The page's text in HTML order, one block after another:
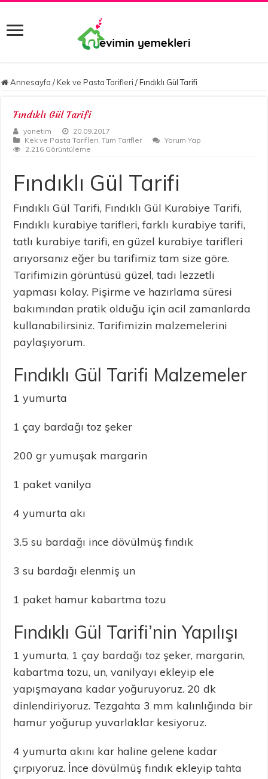
Annesayfa / Kek ve Pasta Tarifleri / Fındıklı Gül Tarifi
Fındıklı Gül Tarifi
yonetim
20.09.2017
Kek ve Pasta Tarifleri,Tüm Tarifler
Yorum Yap
2,216 Görüntüleme
Fındıklı Gül Tarifi
Fındıklı Gül Tarifi, Fındıklı Gül Kurabiye Tarifi,
Fındıklı kurabiye tarifleri, farklı kurabiye tarifi,
tatlı kurabiye tarifi, en güzel kurabiye tarifleri
arıyorsanız eğer bu tarifimiz tam size göre.
Tarifimizin görüntüsü güzel, tadı lezzetli
yapması kolay. Pişirme ve hazırlama süresi
bakımından pratik olduğu için acil zamanlarda
kullanabilirsiniz. Tarifimizin malzemelerini
paylaşıyorum.
Fındıklı Gül Tarifi Malzemeler
1 yumurta
1 çay bardağı toz şeker
200 gr yumuşak margarin
1 paket vanilya
4 yumurta akı
3.5 su bardağı ince dövülmüş fındık
3 su bardağı elenmiş un
1 paket hamur kabartma tozu
Fındıklı Gül Tarifi’nin Yapılışı
1 yumurta, 1 çay bardağı toz şeker, margarin,
kabartma tozu, un, vanilyayı ekleyip ele
yapışmayana kadar yoğuruyoruz. 20 dk
dinlendiriyoruz. Tezgahta 3 mm kalınlığında bir
hamur yoğurup yuvarlaklar kesiyoruz.
4 yumurta akını kar haline gelene kadar
çırpıyoruz. İnce dövülmüş fındık ekleyip tahta